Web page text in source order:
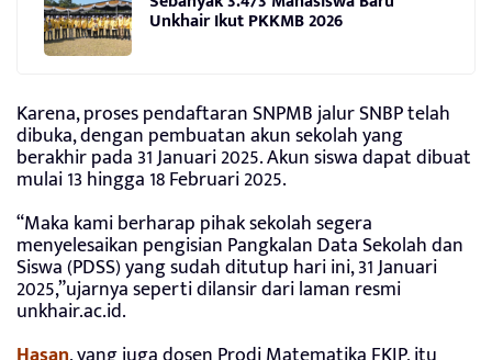
Unkhair Ikut PKKMB 2026
Karena, proses pendaftaran SNPMB jalur SNBP telah
dibuka, dengan pembuatan akun sekolah yang
berakhir pada 31 Januari 2025. Akun siswa dapat dibuat
mulai 13 hingga 18 Februari 2025.
“Maka kami berharap pihak sekolah segera
menyelesaikan pengisian Pangkalan Data Sekolah dan
Siswa (PDSS) yang sudah ditutup hari ini, 31 Januari
2025,”ujarnya seperti dilansir dari laman resmi
unkhair.ac.id.